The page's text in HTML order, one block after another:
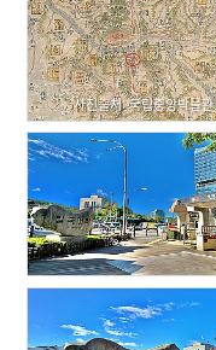
사진출처: 국립중앙박물관